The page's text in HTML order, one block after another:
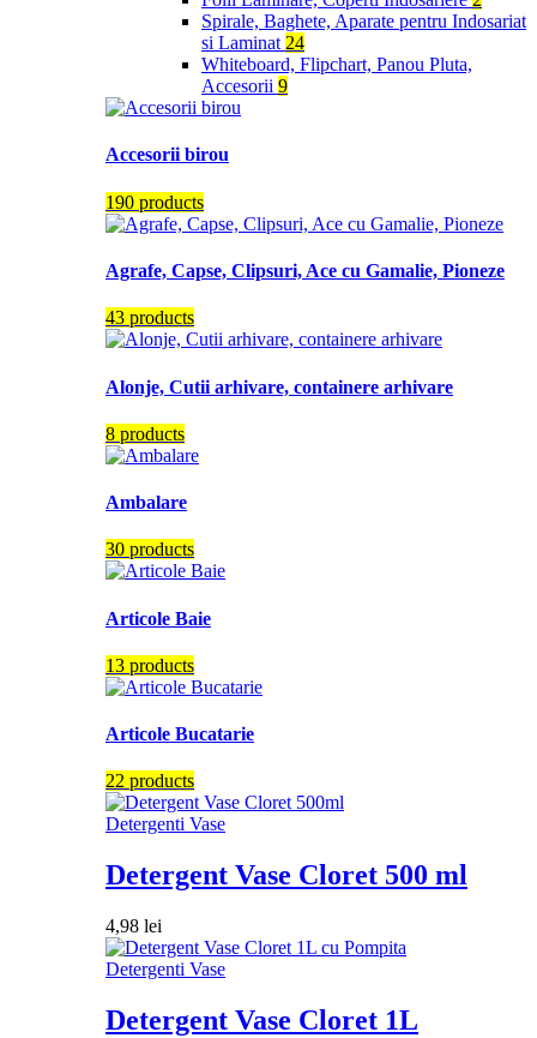
Spirale, Baghete, Aparate pentru Indosariat
si Laminat 24
Whiteboard, Flipchart, Panou Pluta,
Accesorii 9
Accesorii birou
190 products
Agrafe, Capse, Clipsuri, Ace cu Gamalie, Pioneze
43 products
Alonje, Cutii arhivare, containere arhivare
8 products
Ambalare
30 products
Articole Baie
13 products
Articole Bucatarie
22 products
Detergenti Vase
Detergent Vase Cloret 500 ml
4,98 lei
Detergenti Vase
Detergent Vase Cloret 1L